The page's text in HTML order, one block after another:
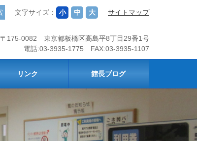
文字サイズ： 小 中 大 サイトマップ
〒175-0082 東京都板橋区高島平8丁目29番1号
電話:03-3935-1775 FAX:03-3935-1107
リンク 館長ブログ